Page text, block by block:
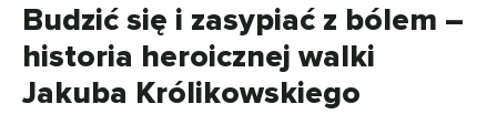
Budzić się i zasypiać z bólem –
historia heroicznej walki
Jakuba Królikowskiego